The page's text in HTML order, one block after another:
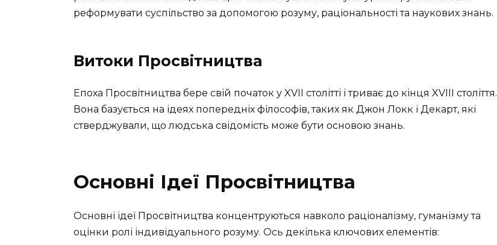
реформувати суспільство за допомогою розуму, раціональності та наукових знань.
Витоки Просвітництва
Епоха Просвітництва бере свій початок у XVII столітті і триває до кінця XVIII століття.
Вона базується на ідеях попередніх філософів, таких як Джон Локк і Декарт, які
стверджували, що людська свідомість може бути основою знань.
Основні Ідеї Просвітництва
Основні ідеї Просвітництва концентруються навколо раціоналізму, гуманізму та
оцінки ролі індивідуального розуму. Ось декілька ключових елементів: